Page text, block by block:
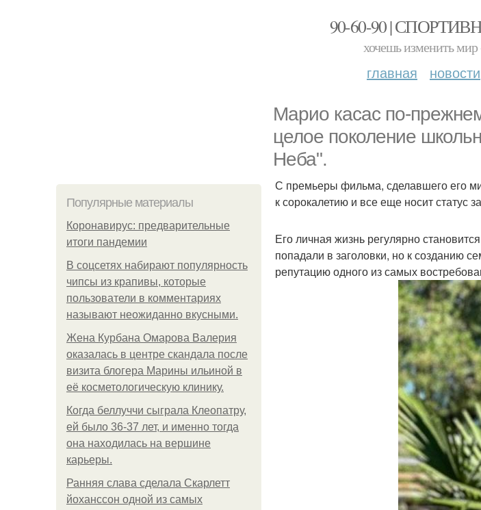
90-60-90 |
хочешь изменить мир
главная новости
Марио касас по-
целое поколение
Неба".
Популярные материалы
Коронавирус: предварительные
итоги пандемии
В соцсетях набирают популярность
чипсы из крапивы, которые
пользователи в комментариях
называют неожиданно вкусными.
Жена Курбана Омарова Валерия
оказалась в центре скандала после
визита блогера Марины ильиной в
её косметологическую клинику.
Когда беллуччи сыграла Клеопатру,
ей было 36-37 лет, и именно тогда
она находилась на вершине
карьеры.
Ранняя слава сделала Скарлетт
йоханссон одной из самых
С премьеры фильма, сделавшего его
к сорокалетию и все еще носит статус
Его личная жизнь регулярно
попадали в заголовки, но к созданию
репутацию одного из самых